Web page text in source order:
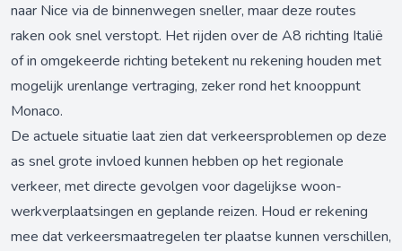
naar Nice via de binnenwegen sneller, maar deze routes
raken ook snel verstopt. Het rijden over de A8 richting Italië
of in omgekeerde richting betekent nu rekening houden met
mogelijk urenlange vertraging, zeker rond het knooppunt
Monaco.
De actuele situatie laat zien dat verkeersproblemen op deze
as snel grote invloed kunnen hebben op het regionale
verkeer, met directe gevolgen voor dagelijkse woon-
werkverplaatsingen en geplande reizen. Houd er rekening
mee dat verkeersmaatregelen ter plaatse kunnen verschillen,